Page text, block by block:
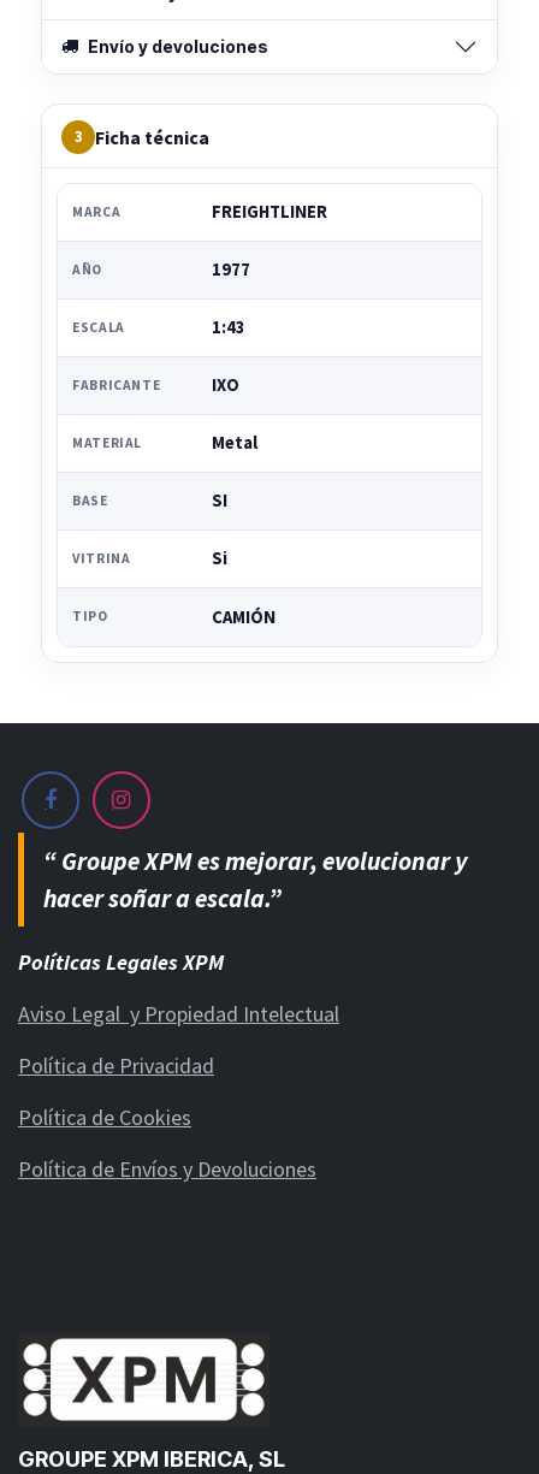
Envío y devoluciones
3 Ficha técnica
MARCA FREIGHTLINER
AÑO 1977
ESCALA 1:43
FABRICANTE IXO
MATERIAL Metal
BASE SI
VITRINA Si
TIPO CAMIÓN
“ Groupe XPM es mejorar, evolucionar y
hacer soñar a escala.”
Políticas Legales XPM
Aviso Legal y Propiedad Intelectual
Política de Privacidad
Política de Cookies
Política de Envíos y Devoluciones
GROUPE XPM IBERICA, SL